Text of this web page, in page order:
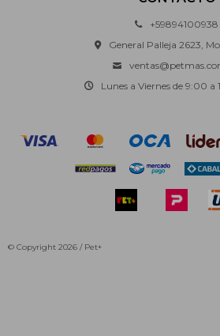
+59894100938
General Palleja 2623,
Lunes a Viernes de 9:00 a
© Copyright 2026 / Pet+